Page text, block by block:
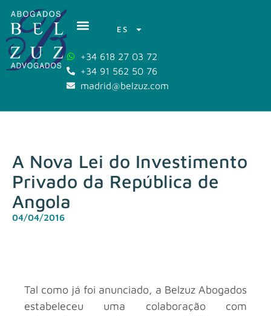
ES
+34 618 27 03 72
+34 91 562 50 76
madrid@belzuz.com
A Nova Lei do Investimento
Privado da República de
Angola
04/04/2016
Tal como já foi anunciado, a Belzuz Abogados
estabeleceu uma colaboração com